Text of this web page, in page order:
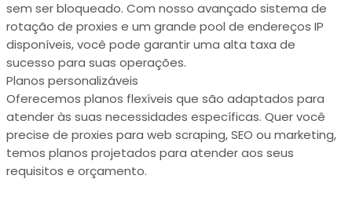
sem ser bloqueado. Com nosso avançado sistema de
rotação de proxies e um grande pool de endereços IP
disponíveis, você pode garantir uma alta taxa de
sucesso para suas operações.
Planos personalizáveis
Oferecemos planos flexíveis que são adaptados para
atender às suas necessidades específicas. Quer você
precise de proxies para web scraping, SEO ou marketing,
temos planos projetados para atender aos seus
requisitos e orçamento.